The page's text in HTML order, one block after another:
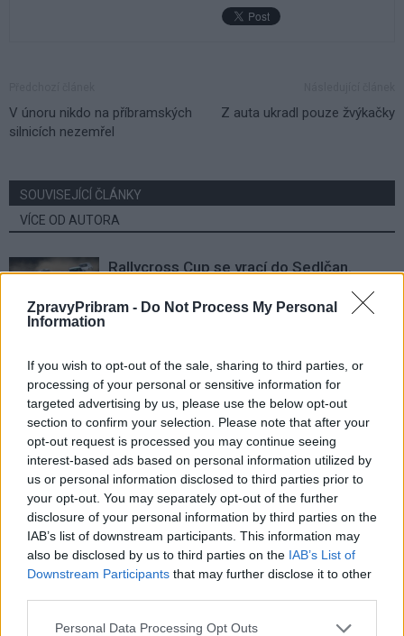
ZpravyPribram - Do Not Process My Personal
Information
If you wish to opt-out of the sale, sharing to third parties, or
processing of your personal or sensitive information for
targeted advertising by us, please use the below opt-out
section to confirm your selection. Please note that after your
opt-out request is processed you may continue seeing
interest-based ads based on personal information utilized by
us or personal information disclosed to third parties prior to
your opt-out. You may separately opt-out of the further
disclosure of your personal information by third parties on the
IAB’s list of downstream participants. This information may
also be disclosed by us to third parties on the IAB’s List of
Downstream Participants that may further disclose it to other
Personal Data Processing Opt Outs
V únoru nikdo na příbramských
silnicích nezemřel
Z auta ukradl pouze žvýkačky
SOUVISEJÍCÍ ČLÁNKY
VÍCE OD AUTORA
Sedlčansko
Rallycross Cup se vrací do Sedlčan.
O vítězství bude bojovat přes šedesát
jezdců
Rozhovory
prostředí. Teď bude naším soupeřem,
říká jeho otec
Sport
Dan Rosenbaum bilancuje sezonu
volejbalistů i změny v týmu. Cílem zůstává
play off